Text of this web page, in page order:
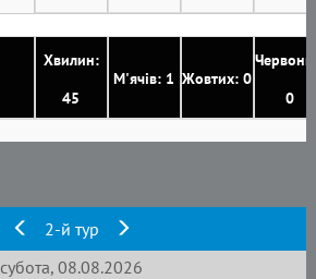
Хвилин:
45
М'ячів: 1 Жовтих: 0
0
2-й тур
субота, 08.08.2026